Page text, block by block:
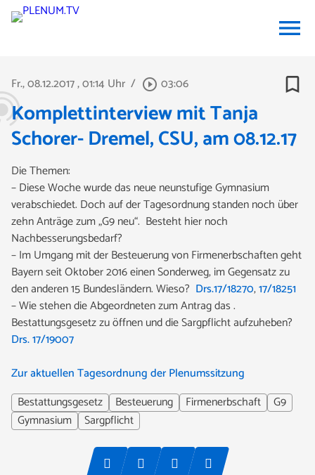
menu
Fr., 08.12.2017, 01:14 Uhr / play_circle_outline 03:06 bookmark_border
Komplettinterview mit Tanja
Schorer- Dremel, CSU, am 08.12.17
Die Themen:
– Diese Woche wurde das neue neunstufige Gymnasium
verabschiedet. Doch auf der Tagesordnung standen noch über
zehn Anträge zum „G9 neu“. Besteht hier noch
Nachbesserungsbedarf?
– Im Umgang mit der Besteuerung von Firmenerbschaften geht
Bayern seit Oktober 2016 einen Sonderweg, im Gegensatz zu
den anderen 15 Bundesländern. Wieso? Drs.17/18270,17/18251
– Wie stehen die Abgeordneten zum Antrag das .
Bestattungsgesetz zu öffnen und die Sargpflicht aufzuheben?
Drs. 17/19007
Zur aktuellen Tagesordnung der Plenumssitzung
Bestattungsgesetz
Besteuerung Firmenerbschaft
G9
Gymnasium
Sargpflicht